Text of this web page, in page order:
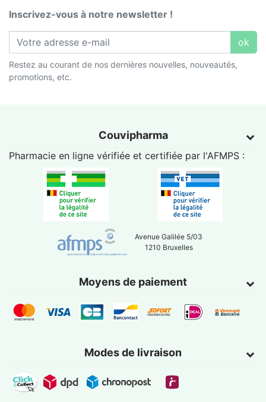
Inscrivez-vous à notre newsletter !
ok
Restez au courant de nos dernières nouvelles, nouveautés,
promotions, etc.
Couvipharma
Pharmacie en ligne vérifiée et certifiée par l'AFMPS :
Avenue Galilée 5/03
1210 Bruxelles
Moyens de paiement
Modes de livraison